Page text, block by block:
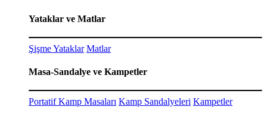
Yataklar ve Matlar
Şişme Yataklar Matlar
Masa-Sandalye ve Kampetler
Portatif Kamp Masaları Kamp Sandalyeleri Kampetler